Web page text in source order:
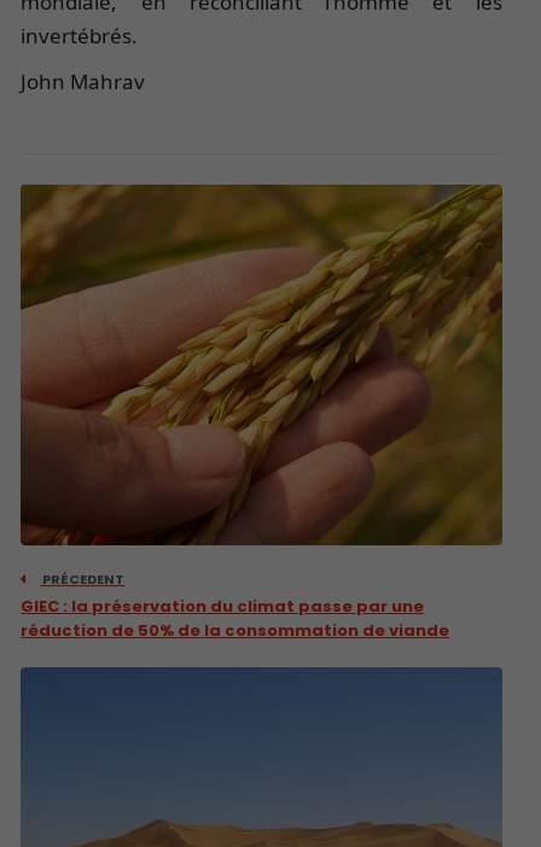
invertébrés.
John Mahrav
PRÉCEDENT
GIEC : la préservation du climat passe par une
réduction de 50% de la consommation de viande